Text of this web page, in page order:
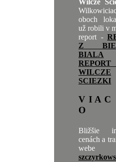
Wilcze
oboch
už robili v
report -
Z
BIALA
WILCZE
SCIEZKI
V I A C
O
Bližšie
cenách a
webe